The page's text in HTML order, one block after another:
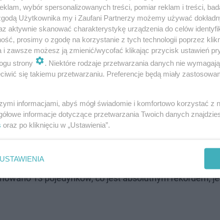
Kto walczy na Prime MMA 19.02.2022?
dobrze zaplanować wieczór i przygotować się na
a zakończenie najszybciej nastąpi po północy.
13 pojedynków, co jest absolutnym rekordem,
wybór spersonalizowanych treści, pomiar reklam i treści,
Użytkownika my i Zaufani Partnerzy możemy używać
aktywnie skanować charakterystykę urządzenia do celów
prosimy o zgodę na korzystanie z tych technologii poprzez
i zawsze możesz ją zmienić/wycofać klikając przycisk ustawień
strony
. Niektóre rodzaje przetwarzania danych nie
się takiemu przetwarzaniu. Preferencje będą miały
informacjami, abyś mógł świadomie i komfortowo korzystać z
informacje dotyczące przetwarzania Twoich danych
oraz po kliknięciu w „Ustawienia”.
USTAWIENIA